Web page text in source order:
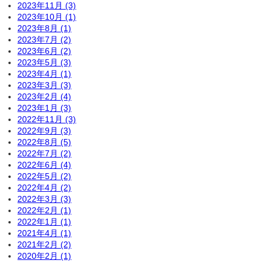
2023年11月 (3)
2023年10月 (1)
2023年8月 (1)
2023年7月 (2)
2023年6月 (2)
2023年5月 (3)
2023年4月 (1)
2023年3月 (3)
2023年2月 (4)
2023年1月 (3)
2022年11月 (3)
2022年9月 (3)
2022年8月 (5)
2022年7月 (2)
2022年6月 (4)
2022年5月 (2)
2022年4月 (2)
2022年3月 (3)
2022年2月 (1)
2022年1月 (1)
2021年4月 (1)
2021年2月 (2)
2020年2月 (1)